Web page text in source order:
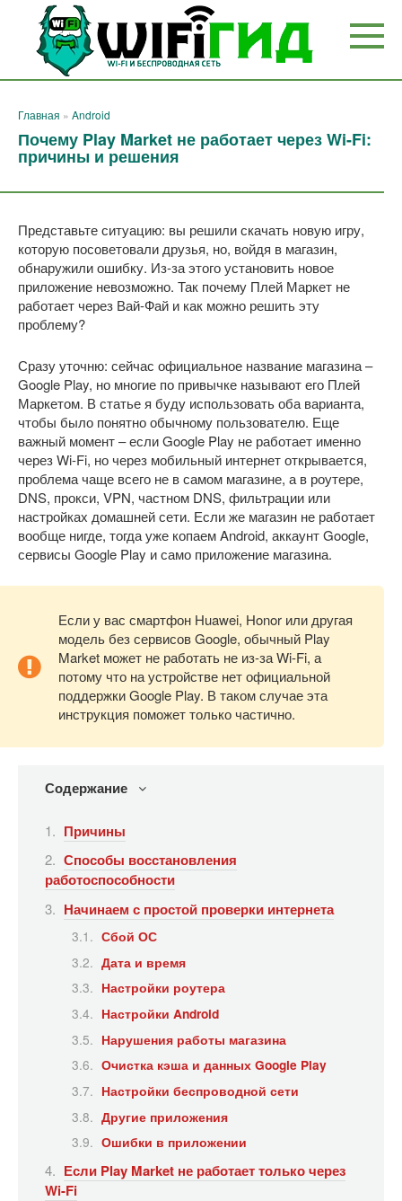
Перейти
контенту
Главная » Android
Почему Play Market не работает через Wi-Fi:
причины и решения
Представьте ситуацию: вы решили скачать новую игру,
которую посоветовали друзья, но, войдя в магазин,
обнаружили ошибку. Из-за этого установить новое
приложение невозможно. Так почему Плей Маркет не
работает через Вай-Фай и как можно решить эту
проблему?
Сразу уточню: сейчас официальное название магазина –
Google Play, но многие по привычке называют его Плей
Маркетом. В статье я буду использовать оба варианта,
чтобы было понятно обычному пользователю. Еще
важный момент – если Google Play не работает именно
через Wi-Fi, но через мобильный интернет открывается,
проблема чаще всего не в самом магазине, а в роутере,
DNS, прокси, VPN, частном DNS, фильтрации или
настройках домашней сети. Если же магазин не работает
вообще нигде, тогда уже копаем Android, аккаунт Google,
сервисы Google Play и само приложение магазина.
Если у вас смартфон Huawei, Honor или другая
модель без сервисов Google, обычный Play
Market может не работать не из-за Wi-Fi, а
потому что на устройстве нет официальной
поддержки Google Play. В таком случае эта
инструкция поможет только частично.
Содержание
Причины
Способы восстановления
работоспособности
Начинаем с простой проверки интернета
Сбой ОС
Дата и время
Настройки роутера
Настройки Android
Нарушения работы магазина
Очистка кэша и данных Google Play
Настройки беспроводной сети
Другие приложения
Ошибки в приложении
Если Play Market не работает только через
Wi-Fi